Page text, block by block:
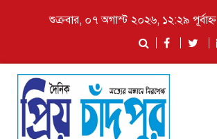
শুক্রবার, ০৭ অগাস্ট ২০২৬, ১২:২৯ পূর্বাহ্ন